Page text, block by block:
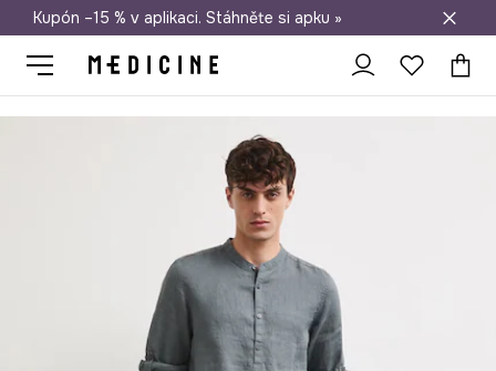
Doprava zdarma při nákupu nad 1 200 Kč
Kupón –15 % v aplikaci. Stáhněte si apku »